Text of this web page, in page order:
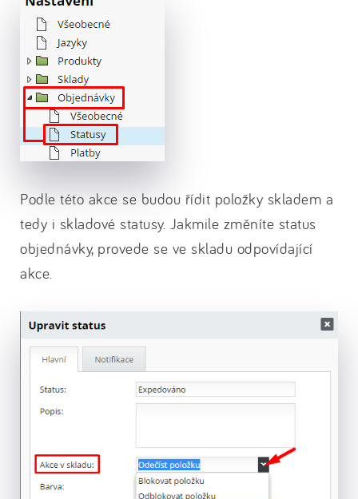
Podle této akce se budou řídit položky skladem a
tedy i skladové statusy. Jakmile změníte status
objednávky, provede se ve skladu odpovídající
akce.